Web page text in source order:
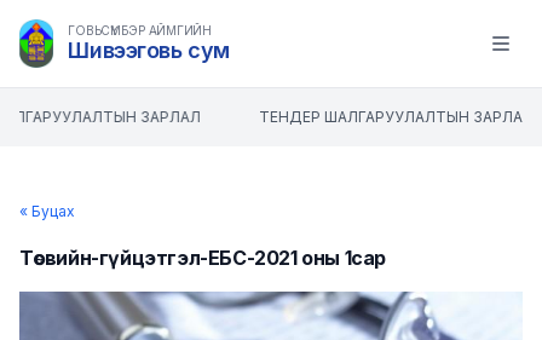
ГОВЬСҮМБЭР АЙМГИЙН
Шивээговь сум Open
ЗАРЛАЛ ТЕНДЕР ШАЛГАРУУЛАЛТЫН ЗАРЛАЛ
« Буцах
Төсвийн-гүйцэтгэл-ЕБС-2021 оны 1сар